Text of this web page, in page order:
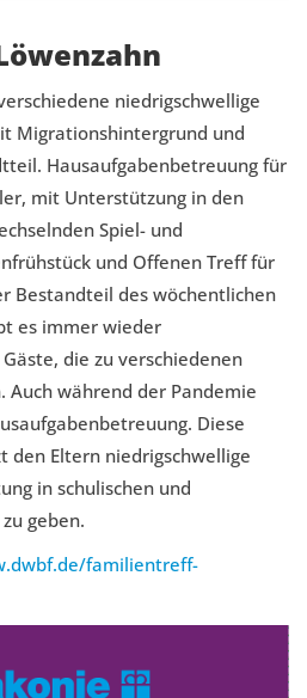
niedrigschwellige
Migrationshintergrund und
Hausaufgabenbetreuung für
mit Unterstützung in den
Spiel- und
und Offenen Treff für
Bestandteil des wöchentlichen
es immer wieder
die zu verschiedenen
Auch während der Pandemie
Diese
den Eltern niedrigschwellige
in schulischen und
geben.
familientreff-